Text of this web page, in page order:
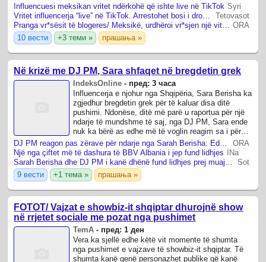
Influencuesi meksikan vritet ndërkohë që ishte live në TikTok Syri
Vritet influencerja “live” në TikTok. Arrestohet bosi i drogës në Meksikë, viktima e dashura e djalit të tij
Tetovasot
Pranga vr*sësit të blogeres/ Meksikë, urdhëroi vr*sjen një vit më parë të Valeria Marqez ORA
10 вести
+3 теми » прашања »
Në krizë me DJ PM, Sara shfaqet në bregdetin grek
IndeksOnline - пред: 3 часа
Influencerja e njohur nga Shqipëria, Sara Berisha ka
zgjedhur bregdetin grek për të kaluar disa ditë
pushimi. Ndonëse, ditë më parë u raportua për një
ndarje të mundshme të saj, nga DJ PM, Sara ende
nuk ka bërë as edhe më të voglin reagim sa i përket
këtyre zërave.
ORA
Një nga çiftet më të dashura të BBV Albania i jep fund lidhjes INa
Sot
9 вести
+1 тема » прашања »
FOTOT/ Vajzat e showbiz-it shqiptar dhurojnë show
në rrjetet sociale me pozat nga pushimet
TemA - пред: 1 ден
Vera ka sjellë edhe këtë vit momente të shumta
nga pushimet e vajzave të showbiz-it shqiptar. Të
shumta kanë qenë personazhet publike që kanë